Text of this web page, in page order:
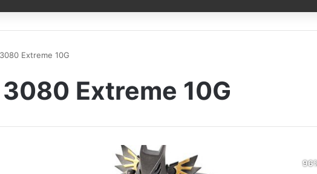
Extreme 10G
3080 Extreme 10G